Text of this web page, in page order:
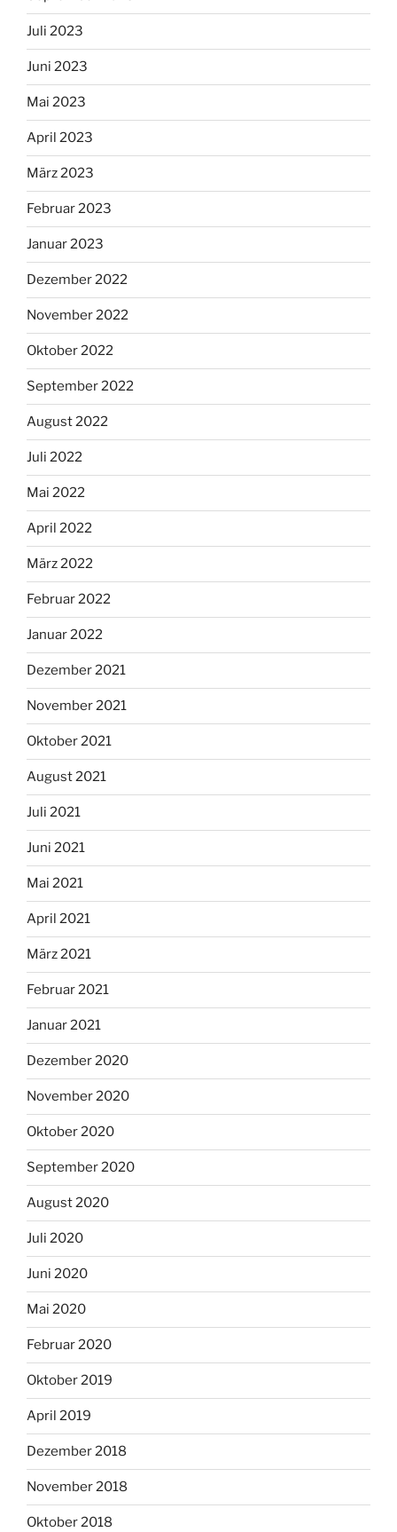
Juli 2023
Juni 2023
Mai 2023
April 2023
März 2023
Februar 2023
Januar 2023
Dezember 2022
November 2022
Oktober 2022
September 2022
August 2022
Juli 2022
Mai 2022
April 2022
März 2022
Februar 2022
Januar 2022
Dezember 2021
November 2021
Oktober 2021
August 2021
Juli 2021
Juni 2021
Mai 2021
April 2021
März 2021
Februar 2021
Januar 2021
Dezember 2020
November 2020
Oktober 2020
September 2020
August 2020
Juli 2020
Juni 2020
Mai 2020
Februar 2020
Oktober 2019
April 2019
Dezember 2018
November 2018
Oktober 2018